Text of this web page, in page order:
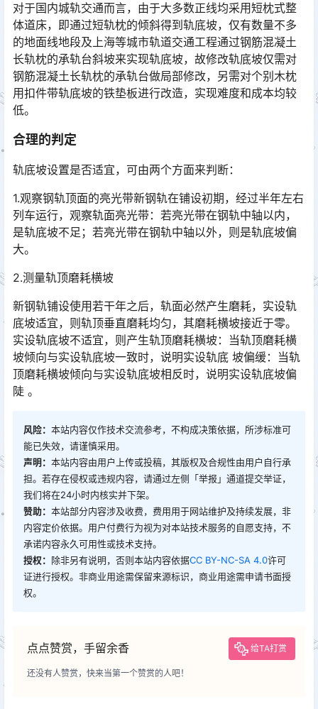
对于国内城轨交通而言，由于大多数正线均采用短枕式整
体道床，即通过短轨枕的倾斜得到轨底坡，仅有数量不多
的地面线地段及上海等城市轨道交通工程通过钢筋混凝土
长轨枕的承轨台斜坡来实现轨底坡，故修改轨底坡仅需对
钢筋混凝土长轨枕的承轨台做局部修改，另需对个别木枕
用扣件带轨底坡的铁垫板进行改造，实现难度和成本均较
低。󠅅󠅃󠄵󠅂󠄪󠇖󠆨󠆨󠇕󠆞󠆒󠅬󠇘󠆭󠆘󠇙󠆝󠅵󠇗󠆭󠆁󠄐󠇗󠅹󠅸󠇖󠆍󠅳󠇖󠅹󠅰󠇖󠆌󠅹
合理的判定
轨底坡设置是否适宜，可由两个方面来判断：
1.观察钢轨顶面的亮光带新钢轨在铺设初期，经过半年左右
列车运行，观察轨面亮光带：若亮光带在钢轨中轴以内，
是轨底坡不足；若亮光带在钢轨中轴以外，则是轨底坡偏
大。
2.测量轨顶磨耗横坡
新钢轨铺设使用若干年之后，轨面必然产生磨耗，实设轨
底坡适宜，则轨顶垂直磨耗均匀，其磨耗横坡接近于零。
实设轨底坡不适宜，则产生轨顶磨耗横坡：当轨顶磨耗横
坡倾向与实设轨底坡一致时，说明实设轨底 坡偏缓：当轨
顶磨耗横坡倾向与实设轨底坡相反时，说明实设轨底坡偏
陡 。󠅅󠅃󠄵󠅂󠄪󠇖󠆨󠆨󠇕󠆞󠆒󠅬󠇘󠆭󠆘󠇙󠆝󠅵󠇗󠆭󠆁󠄐󠇗󠅹󠅸󠇖󠆍󠅳󠇖󠅹󠅰󠇖󠆌󠅹
风险： 本站内容仅作技术交流参考，不构成决策依据，所涉标准可
能已失效，请谨慎采用。
声明： 本站内容由用户上传或投稿，其版权及合规性由用户自行承
担。若存在侵权或违规内容，请通过左侧「举报」通道提交举证，
我们将在24小时内核实并下架。
赞助： 本站部分内容涉及收费，费用用于网站维护及持续发展，非
内容定价依据。用户付费行为视为对本站技术服务的自愿支持，不
承诺内容永久可用性或技术支持。
授权： 除非另有说明，否则本站内容依据CC BY-NC-SA 4.0许可
证进行授权。非商业用途需保留来源标识，商业用途需申请书面授
权。
点点赞赏，手留余香 给TA打赏
还没有人赞赏，快来当第一个赞赏的人吧！